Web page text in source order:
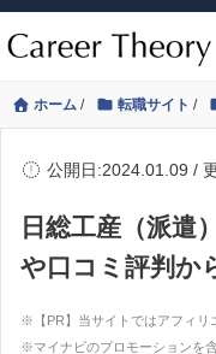
ホーム / 転職サイト /
公開日:2024.01.09 /
日総工産（派遣
や口コミ評判か